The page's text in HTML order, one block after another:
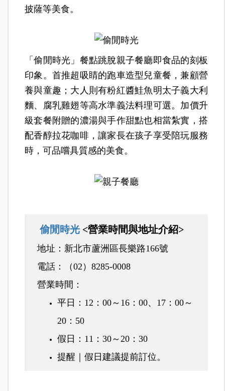
披薩等美食。
「偷閒時光」餐點跳脫親子餐廳即食品的刻板
印象。首推超吸睛的跑車造型兒童餐，兼顧營
養與童趣；大人則有粉紅醬鮭魚明太子義大利
麵、腐乳雞翅等高水準義法料理可選。加價升
級套餐附贈的濃湯與手作甜點也相當紮實，搭
配香醇拉花咖啡，讓家長在孩子享受陪玩服務
時，可品嚐具質感的美食。
偷閒時光 <營業時間與地址介紹>
地址：新北市蘆洲區長樂路166號
電話：（02）8285-0008
營業時間 ：
平日：12：00～16：00、17：00～
20：50
假日：11：30～20：30
提醒｜假日建議提前訂位。